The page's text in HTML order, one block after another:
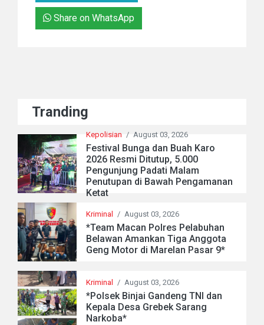
Share on WhatsApp
Tranding
Kepolisian / August 03, 2026
Festival Bunga dan Buah Karo
2026 Resmi Ditutup, 5.000
Pengunjung Padati Malam
Penutupan di Bawah Pengamanan
Ketat
Kriminal / August 03, 2026
*Team Macan Polres Pelabuhan
Belawan Amankan Tiga Anggota
Geng Motor di Marelan Pasar 9*
Kriminal / August 03, 2026
*Polsek Binjai Gandeng TNI dan
Kepala Desa Grebek Sarang
Narkoba*